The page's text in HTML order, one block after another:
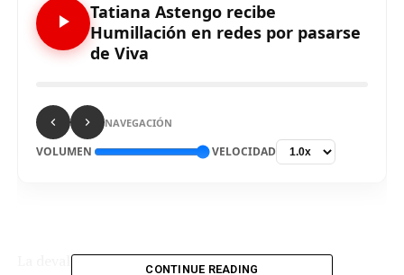
Tatiana Astengo recibe
Humillación en redes por pasarse
de Viva
NAVEGACIÓN
VOLUMEN VELOCIDAD
La devaluada actriz Tatiana Astengo recibió una
CONTINUE READING